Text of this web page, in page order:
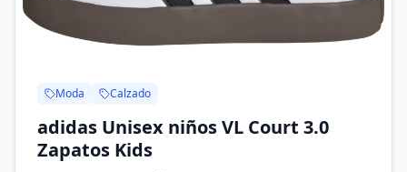
Moda Calzado
adidas Unisex niños VL Court 3.0
Zapatos Kids